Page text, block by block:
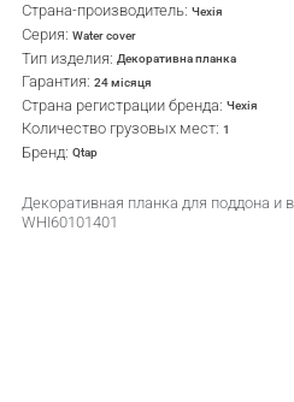
Страна-производитель: Чехія
Серия: Water cover
Тип изделия: Декоративна планка
Гарантия: 24 місяця
Страна регистрации бренда: Чехія
Количество грузовых мест: 1
Бренд: Qtap
Декоративная планка для поддона и
WHI60101401